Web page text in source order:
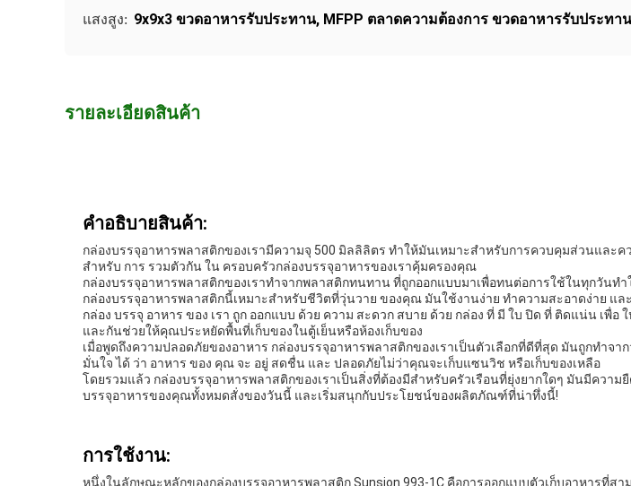
แสงสูง: 9x9x3 ขวดอาหารรับประทาน, MFPP ตลาดความต้องการ ขวดอาหารรับประทาน
รายละเอียดสินค้า
คําอธิบายสินค้า:
กล่องบรรจุอาหารพลาสติกของเรามีความจุ 500 มิลลิลิตร ทําให้มันเหมาะสําหรับการควบคุมส่วนและค
สําหรับ การ รวมตัวกัน ใน ครอบครัวกล่องบรรจุอาหารของเราคุ้มครองคุณ
กล่องบรรจุอาหารพลาสติกของเราทําจากพลาสติกทนทาน ที่ถูกออกแบบมาเพื่อทนต่อการใช้ในทุกวันทํ
กล่องบรรจุอาหารพลาสติกนี้เหมาะสําหรับชีวิตที่วุ่นวาย ของคุณ มันใช้งานง่าย ทําความสะอาดง่าย แ
กล่อง บรรจุ อาหาร ของ เรา ถูก ออกแบบ ด้วย ความ สะดวก สบาย ด้วย กล่อง ที่ มี ใบ ปิด ที่ ติดแน่น
และกันช่วยให้คุณประหยัดพื้นที่เก็บของในตู้เย็นหรือห้องเก็บของ
เมื่อพูดถึงความปลอดภัยของอาหาร กล่องบรรจุอาหารพลาสติกของเราเป็นตัวเลือกที่ดีที่สุด มันถูกทํา
มั่นใจ ได้ ว่า อาหาร ของ คุณ จะ อยู่ สดชื่น และ ปลอดภัยไม่ว่าคุณจะเก็บแซนวิช หรือเก็บของเหลือ
โดยรวมแล้ว กล่องบรรจุอาหารพลาสติกของเราเป็นสิ่งที่ต้องมีสําหรับครัวเรือนที่ยุ่งยากใดๆ มันมีคว
บรรจุอาหารของคุณทั้งหมดสั่งของวันนี้ และเริ่มสนุกกับประโยชน์ของผลิตภัณฑ์ที่น่าทึ่งนี้!
การใช้งาน:
หนึ่งในลักษณะหลักของกล่องบรรจุอาหารพลาสติก Sunsion 993-1C คือการออกแบบตัวเก็บอาหารที่